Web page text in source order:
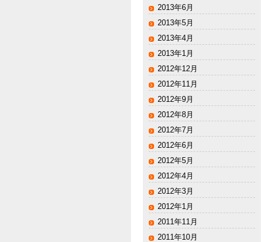
2013年6月
2013年5月
2013年4月
2013年1月
2012年12月
2012年11月
2012年9月
2012年8月
2012年7月
2012年6月
2012年5月
2012年4月
2012年3月
2012年1月
2011年11月
2011年10月